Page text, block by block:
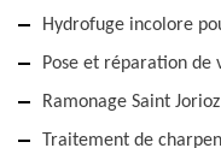
Hydrofuge incolore
Pose et réparation de
Ramonage Saint Jorioz
Traitement de